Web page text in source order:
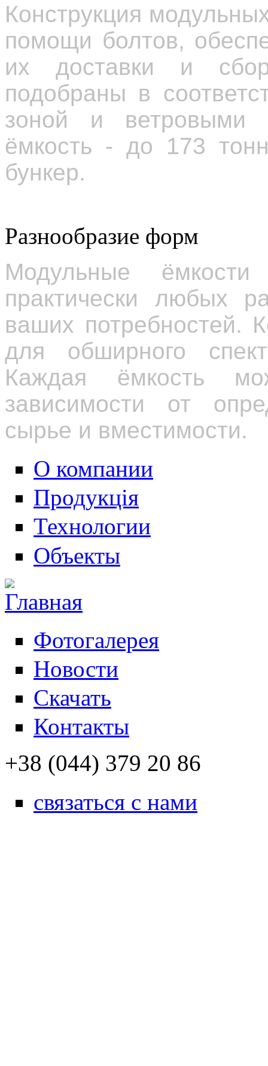
Конструкция
помощи болтов,
их доставки и
подобраны в
зоной и ветровыми
ёмкость - до 173
бункер.
Разнообразие форм
Модульные
практически любых
ваших потребностей.
для обширного
Каждая ёмкость
зависимости от
сырье и вместимости.
О компании
Продукція
Технологии
Объекты
Фотогалерея
Новости
Скачать
Контакты
+38 (044) 379 20 86
связаться с нами